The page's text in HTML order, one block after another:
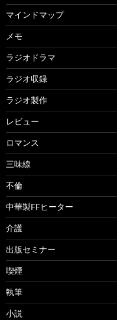
マインドマップ
メモ
ラジオドラマ
ラジオ収録
ラジオ製作
レビュー
ロマンス
三味線
不倫
中華製FFヒーター
介護
出版セミナー
喫煙
執筆
小説